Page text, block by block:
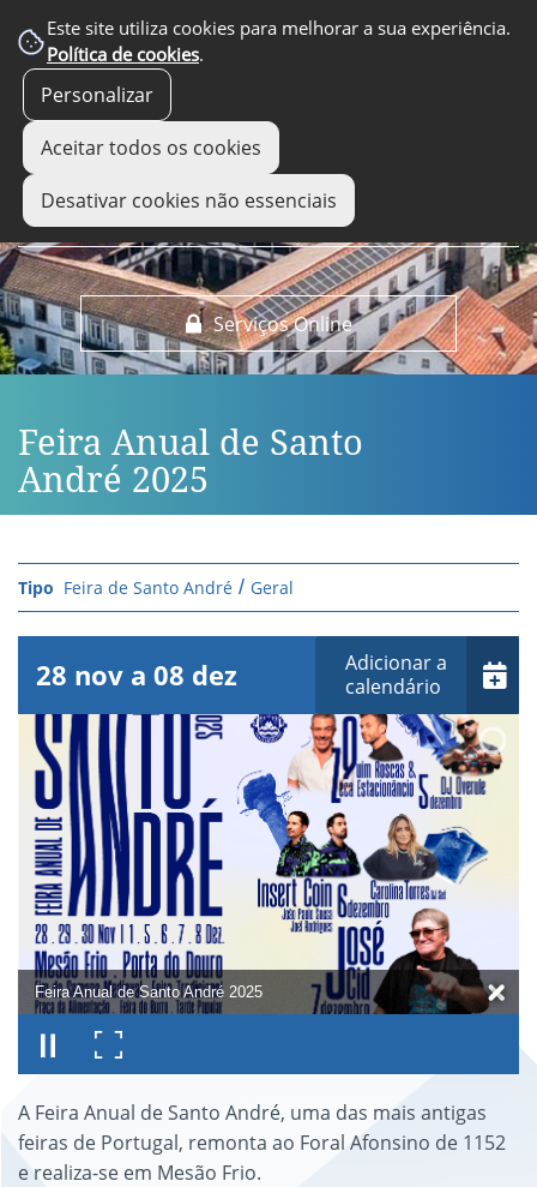
Este site utiliza cookies para melhorar a sua experiência.
Política de cookies.
Personalizar
Aceitar todos os cookies
Desativar cookies não essenciais
Serviços Online
EM DESTAQUE
Feira Anual de Santo
André 2025
Feira de Santo André Geral
28 nov a 08 dez
Adicionar a
calendário
Feira Anual de Santo André 2025
A Feira Anual de Santo André, uma das mais antigas
feiras de Portugal, remonta ao Foral Afonsino de 1152
e realiza-se em Mesão Frio.